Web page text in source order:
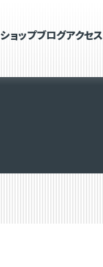
ショップブログアクセス